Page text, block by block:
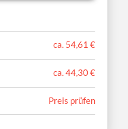
ca. 54,61 €
ca. 44,30 €
Preis prüfen